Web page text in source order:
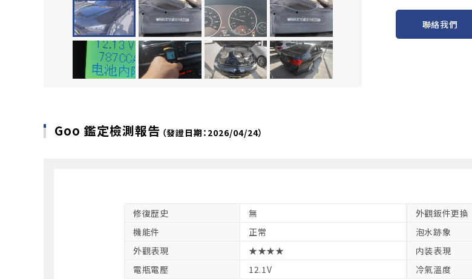
聯絡我們
Goo 鑑定檢測報告 （發證日期：2026/04/24）
修復歴史 無 外觀鈑件更換
機能件
正常 泡水跡象
外觀表現
★★★★ 内装表現
電瓶電壓
12.1V 冷氣溫度